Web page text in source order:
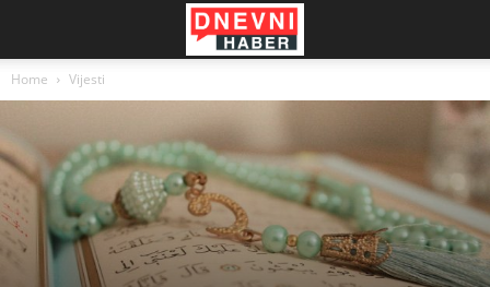
Home Vijesti